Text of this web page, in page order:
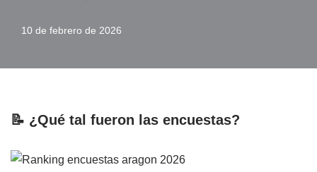
10 de febrero de 2026
📝 ¿Qué tal fueron las encuestas?